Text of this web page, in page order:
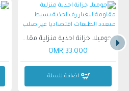
جوميلا خزانة احذية منزلية مقاومة للغبار رف احذية بسيط متعدد الطبقات اقتصاديا غير صلب
33.000 OMR
اضافة للسلة